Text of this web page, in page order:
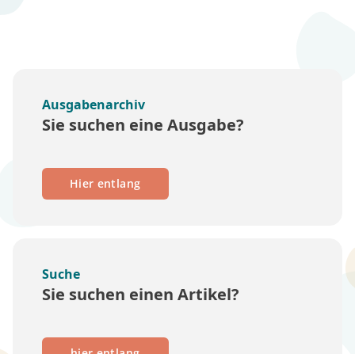
Ausgabenarchiv
Sie suchen eine Ausgabe?
Hier entlang
Suche
Sie suchen einen Artikel?